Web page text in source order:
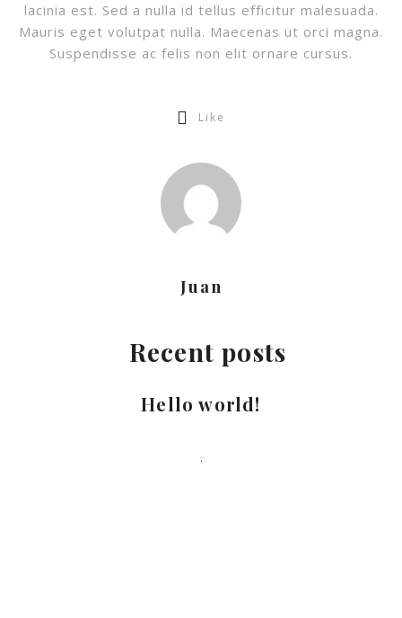
lacinia est. Sed a nulla id tellus efficitur malesuada.
Mauris eget volutpat nulla. Maecenas ut orci magna.
Suspendisse ac felis non elit ornare cursus.
Like
Juan
Recent posts
Hello world!